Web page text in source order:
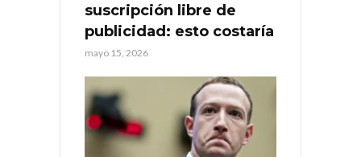
suscripción libre de
publicidad: esto costaría
mayo 15, 2026